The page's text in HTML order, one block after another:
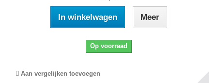
In winkelwagen Meer
Op voorraad
Aan vergelijken toevoegen